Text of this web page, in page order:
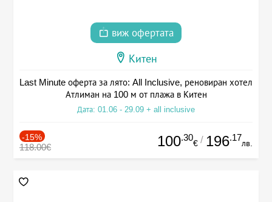
виж офертата
Китен
Last Minute оферта за лято: All Inclusive, реновиран хотел
Атлиман на 100 м от плажа в Китен
Дата: 01.06 - 29.09 + all inclusive
-15%
118.00€ 100.30
€ / 196.17
лв.